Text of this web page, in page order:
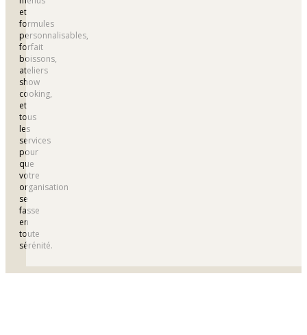
et
formules
personnalisables,
forfait
boissons,
ateliers
show
cooking,
et
tous
les
services
pour
que
votre
organisation
se
fasse
en
toute
sérénité.